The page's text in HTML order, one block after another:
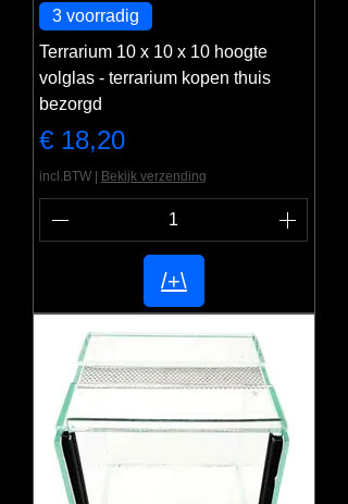
3 voorradig
Terrarium 10 x 10 x 10 hoogte
volglas - terrarium kopen thuis
bezorgd
Prijs
€ 18,20
incl.BTW Bekijk verzending
/+\